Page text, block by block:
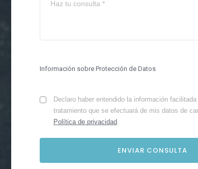
Información sobre Protección de Datos
Declaro haber entendido la información
tratamiento que se efectuará de mis datos de
Política de privacidad.